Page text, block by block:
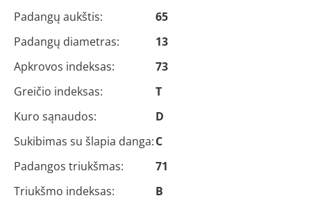
Padangų aukštis:
65
Padangų diametras:
13
Apkrovos indeksas:
73
Greičio indeksas:
T
Kuro sąnaudos:
D
Sukibimas su šlapia danga:C
Padangos triukšmas:
71
Triukšmo indeksas:
B